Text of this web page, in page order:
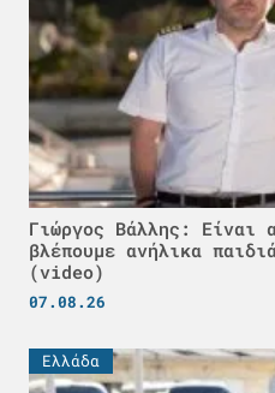
Γιώργος Βάλλης: Είναι
βλέπουμε ανήλικα
(video)
07.08.26
Ελλάδα